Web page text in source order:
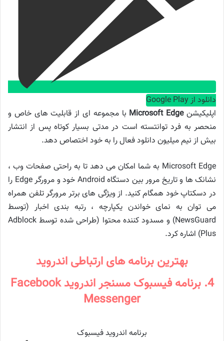
دانلود از Google Play
اپلیکیشنMicrosoft Edge با مجموعه ای از قابلیت های خاص و
منحصر به فرد توانتسته است در مدتی بسیار کوتاه پس از انتشار
بیش از نیم میلیون دانلود فعال را به خود اختصاص دهد.
Microsoft Edge به شما امکان می دهد تا به راحتی صفحات وب ،
نشانک ها و تاریخ مرور بین دستگاه Android خود و مرورگر Edge را
در دسکتاپ خود همگام کنید. از ویژگی های برتر مرورگر تلفن همراه
می توان به نمای خواندن یکپارچه ، رتبه بندی اخبار (توسط
NewsGuard) و مسدود کننده محتوا (طراحی شده توسط Adblock
Plus) اشاره کرد.
بهترین برنامه های ارتباطی اندروید
4. برنامه فیسبوک مسنجر اندروید Facebook
Messenger
برنامه اندروید فیسبوک